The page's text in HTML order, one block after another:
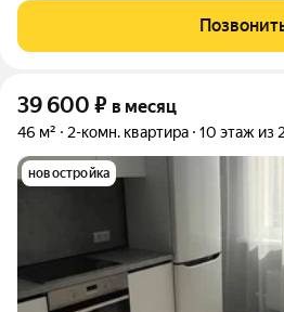
панель, чайник, вместительный шкаф,
сушилка, диван и т. д.
39 600 ₽ в месяц
46 м² 2-комн. квартира 10 этаж из
новостройка